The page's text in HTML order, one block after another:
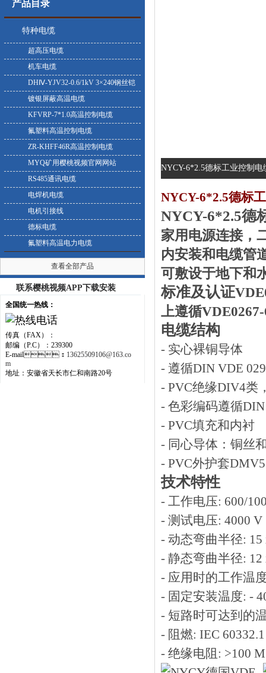
产品目录
特种电缆
超高压电缆
机车电缆
DHⅣ-YJV32-0.6/1kV 3×240钢丝铠
装耐寒电缆
镀银屏蔽高温电缆
KFVRP-7*1.0高温控制电缆
氟塑料高温控制电缆
ZR-KHFF46R高温控制电缆
MYQ矿用樱桃视频官网网站
RS485通讯电缆
电焊机电缆
电机引接线
德标电缆
氟塑料高温电力电缆
查看全部产品
联系樱桃视频APP下载安装
全国统一热线：
传真（FAX）：
邮编（P.C）：239300
E-mail： 13625509106@163.co
m
地址：安徽省天长市仁和南路20号
NYCY-6*2.5德标工业控制电
NYCY-6*2.5德标
NYCY-6*2.5德
家用电源连接
内安装和电缆管道
可敷设于地下和水
标准及认证
上遵循
电缆结构
- 实心裸铜导体
- 遵循DIN VDE
- PVC绝缘DIV4类
- 色彩编码遵循
- PVC填充和内衬
- 同心导体：铜
- PVC外护套DMV5
技术特性
- 工作电压: 600/
- 测试电压: 4000 V
- 动态弯曲半径:
- 静态弯曲半径:
- 应用时的工作温
- 固定安装温度: -
- 短路时可达到的
- 阻燃: IEC 60332.1
- 绝缘电阻: >100